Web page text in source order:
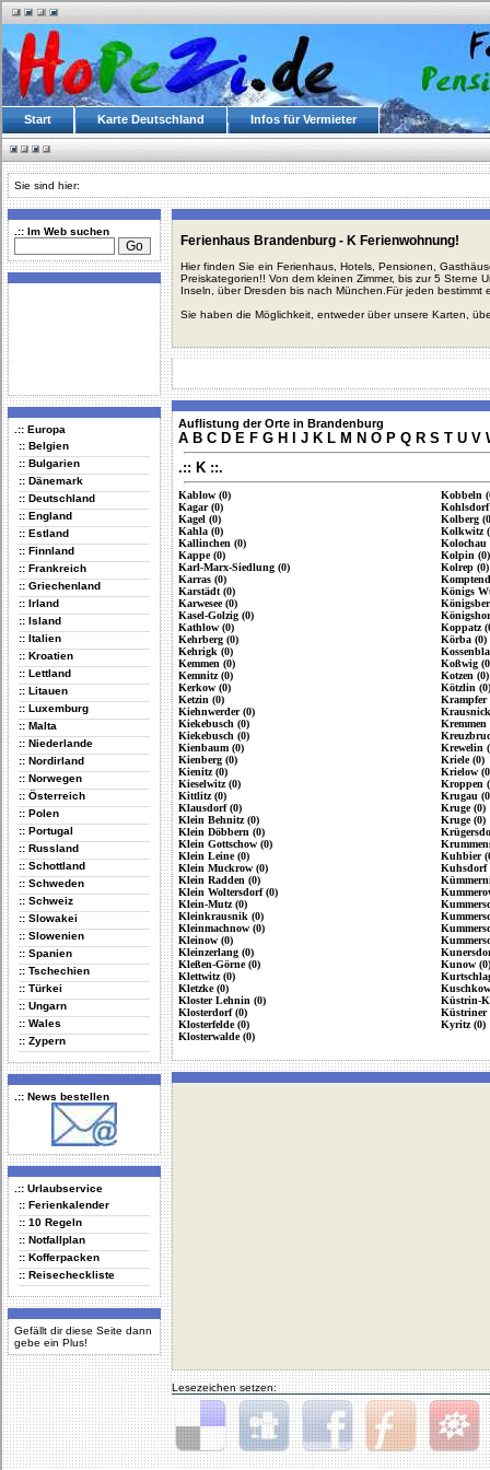
Start Karte Deutschland Infos für Vermieter
Sie sind hier:
.:: Im Web suchen
.:: Europa
:: Belgien
:: Bulgarien
:: Dänemark
:: Deutschland
:: England
:: Estland
:: Finnland
:: Frankreich
:: Griechenland
:: Irland
:: Island
:: Italien
:: Kroatien
:: Lettland
:: Litauen
:: Luxemburg
:: Malta
:: Niederlande
:: Nordirland
:: Norwegen
:: Österreich
:: Polen
:: Portugal
:: Russland
:: Schottland
:: Schweden
:: Schweiz
:: Slowakei
:: Slowenien
:: Spanien
:: Tschechien
:: Türkei
:: Ungarn
:: Wales
:: Zypern
.:: News bestellen
.:: Urlaubservice
:: Ferienkalender
:: 10 Regeln
:: Notfallplan
:: Kofferpacken
:: Reisecheckliste
Gefällt dir diese Seite dann
gebe ein Plus!
Ferienhaus Brandenburg - K Ferienwohnung!
Hier finden Sie ein Ferienhaus, Hotels, Pensionen,
Preiskategorien!! Von dem kleinen Zimmer, bis zur 5 Sterne
Inseln, über Dresden bis nach München.Für jeden bestimmt
Sie haben die Möglichkeit, entweder über unsere Karten,
Auflistung der Orte in Brandenburg
A B C D E F G H J K L M N O P Q R S T U V
.:: K ::.
Kablow (0)
Kagar (0)
Kagel (0)
Kahla (0)
Kallinchen (0)
Kappe (0)
Karl-Marx-Siedlung (0)
Karras (0)
Karstädt (0)
Karwesee (0)
Kasel-Golzig (0)
Kathlow (0)
Kehrberg (0)
Kehrigk (0)
Kemmen (0)
Kemnitz (0)
Kerkow (0)
Ketzin (0)
Kiehnwerder (0)
Kiekebusch (0)
Kiekebusch (0)
Kienbaum (0)
Kienberg (0)
Kienitz (0)
Kieselwitz (0)
Kittlitz (0)
Klausdorf (0)
Klein Behnitz (0)
Klein Döbbern (0)
Klein Gottschow (0)
Klein Leine (0)
Klein Muckrow (0)
Klein Radden (0)
Klein Woltersdorf (0)
Klein-Mutz (0)
Kleinkrausnik (0)
Kleinmachnow (0)
Kleinow (0)
Kleinzerlang (0)
Kleßen-Görne (0)
Klettwitz (0)
Kletzke (0)
Kloster Lehnin (0)
Klosterdorf (0)
Klosterfelde (0)
Klosterwalde (0)
Kobbeln
Kohlsdorf
Kolberg
Kolkwitz
Kolochau
Kolpin (0)
Kolrep (0)
Königs
Koppatz
Körba (0)
Koßwig
Kotzen (0)
Kötzlin (0)
Krampfer
Kremmen
Krewelin
Kriele (0)
Krielow
Kroppen
Krugau
Kruge (0)
Kruge (0)
Kuhbier
Kuhsdorf
Kunow (0)
Küstrin-
Küstriner
Kyritz (0)
Lesezeichen setzen:
Delicious Digg Facebook Furl StudiVZ